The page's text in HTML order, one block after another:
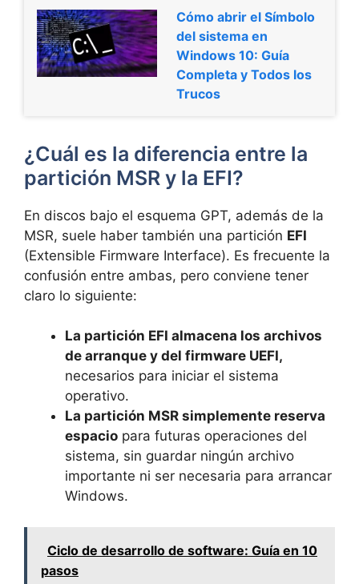
Cómo abrir el Símbolo
del sistema en
Windows 10: Guía
Completa y Todos los
Trucos
¿Cuál es la diferencia entre la
partición MSR y la EFI?
En discos bajo el esquema GPT, además de la
MSR, suele haber también una partición EFI
(Extensible Firmware Interface). Es frecuente la
confusión entre ambas, pero conviene tener
claro lo siguiente:
La partición EFI almacena los archivos
de arranque y del firmware UEFI,
necesarios para iniciar el sistema
operativo.
La partición MSR simplemente reserva
espacio para futuras operaciones del
sistema, sin guardar ningún archivo
importante ni ser necesaria para arrancar
Windows.
Ciclo de desarrollo de software: Guía en 10
pasos